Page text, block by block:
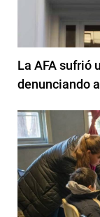
La AFA sufrió
denunciando